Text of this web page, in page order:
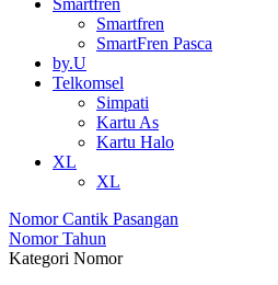
Smartfren
Smartfren
SmartFren Pasca
by.U
Telkomsel
Simpati
Kartu As
Kartu Halo
XL
XL
Nomor Cantik Pasangan
Nomor Tahun
Kategori Nomor